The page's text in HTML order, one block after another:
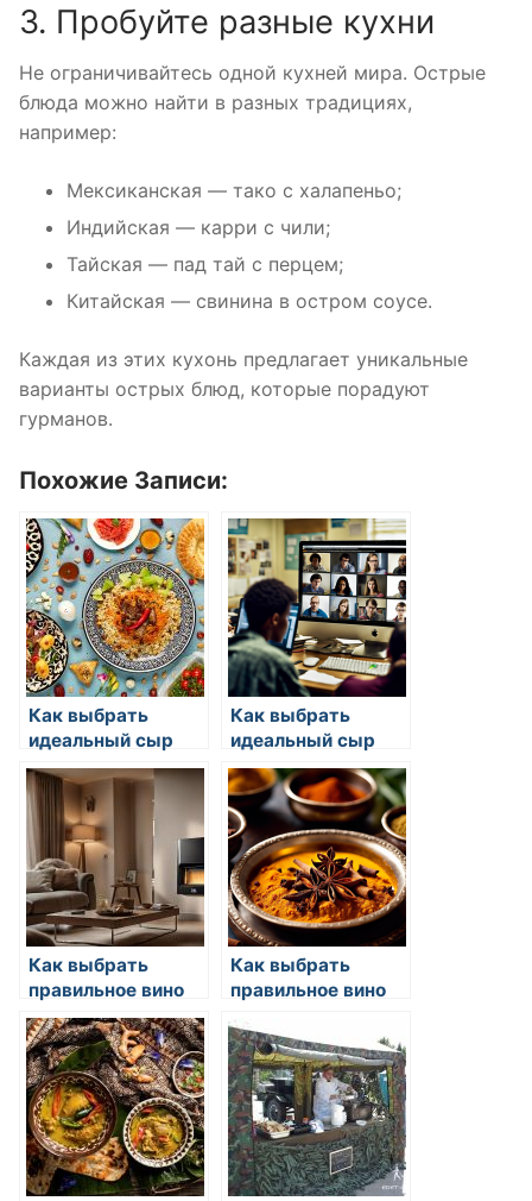
3. Пробуйте разные кухни
Не ограничивайтесь одной кухней мира. Острые
блюда можно найти в разных традициях,
например:
Мексиканская — тако с халапеньо;
Индийская — карри с чили;
Тайская — пад тай с перцем;
Китайская — свинина в остром соусе.
Каждая из этих кухонь предлагает уникальные
варианты острых блюд, которые порадуют
гурманов.
Похожие Записи:
Как выбрать
идеальный сыр
для блюда
Как выбрать
идеальный сыр
для блюда
Как выбрать
правильное вино
для ужина
Как выбрать
правильное вино